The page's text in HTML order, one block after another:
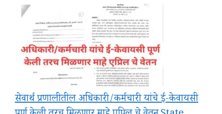
सेवार्थ प्रणालीतील अधिकारी/कर्मचारी यांचे ई-केवायसी